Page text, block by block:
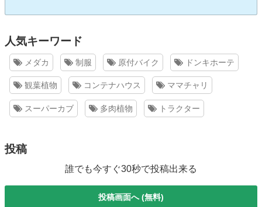
人気キーワード
メダカ 制服 原付バイク ドンキホーテ
観葉植物 コンテナハウス ママチャリ
スーパーカブ 多肉植物 トラクター
投稿
誰でも今すぐ30秒で投稿出来る
投稿画面へ (無料)